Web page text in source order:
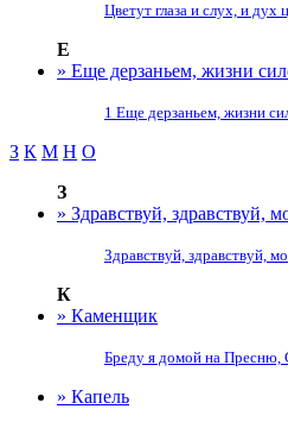
Цветут глаза и слух, и
Е
» Еще дерзаньем, жизни
1 Еще дерзаньем, жизни
З К М Н О
З
» Здравствуй, здравствуй,
Здравствуй, здравствуй,
К
» Каменщик
Бреду я домой на Пресню,
» Капель